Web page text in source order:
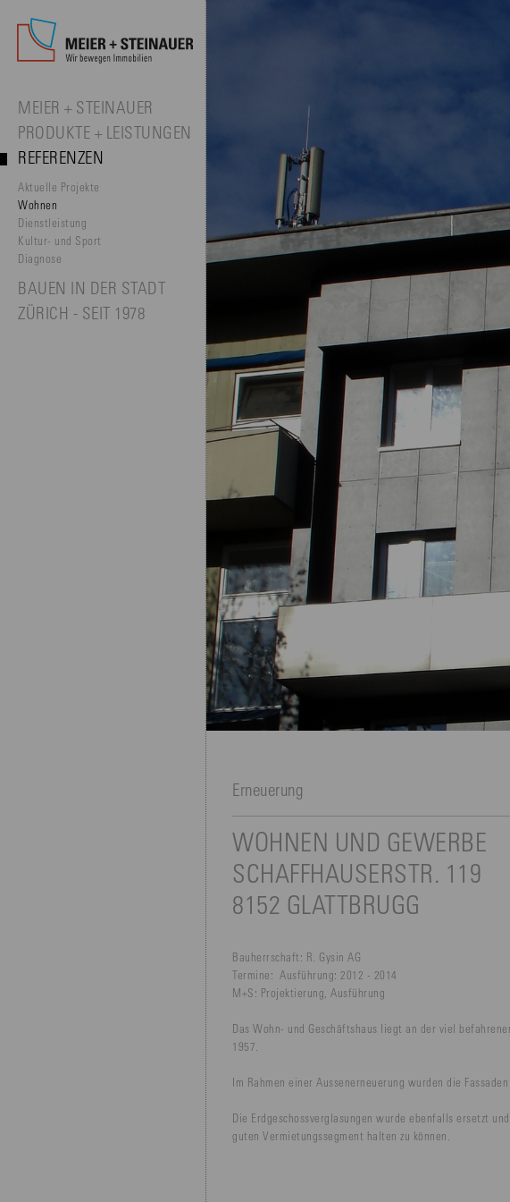
MEIER + STEINAUER
PRODUKTE + LEISTUNGEN
REFERENZEN
Aktuelle Projekte
Wohnen
Dienstleistung
Kultur- und Sport
Diagnose
BAUEN IN DER STADT
ZÜRICH - SEIT 1978
Erneuerung
WOHNEN UND GEWERBE
SCHAFFHAUSERSTR. 119
8152 GLATTBRUGG
Bauherrschaft: R. Gysin AG
Termine:
Ausführung: 2012 - 2014
M+S: Projektierung, Ausführung
Das Wohn- und Geschäftshaus liegt an der viel
1957.
Im Rahmen einer Aussenerneuerung wurden die
Die Erdgeschossverglasungen wurde ebenfalls ersetzt
guten Vermietungssegment halten zu können.